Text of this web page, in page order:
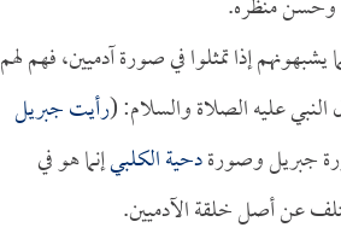
إذا تمثلوا في صورة آدميين، فهم لهم
عليه الصلاة والسلام: (رأيت جبريل
جبريل وصورةدحية الكلبيإنما هو في
عن أصل خلقة الآدميين.